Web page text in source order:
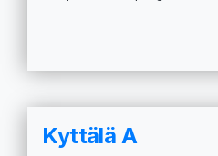
Kyttälä A